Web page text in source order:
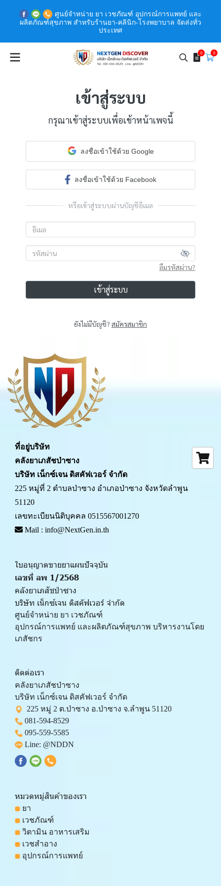
ศูนย์จำหน่าย ยา เวชภัณฑ์ อุปกรณ์การแพทย์ และ
ผลิตภัณฑ์สุขภาพ สำหรับร้านยา-คลินิก-โรงพยาบาล จัดส่งทั่ว
ประเทศ
0 0
เข้าสู่ระบบ
กรุณาเข้าสู่ระบบเพื่อเข้าหน้าเพจนี้
ลงชื่อเข้าใช้ด้วย Google
ลงชื่อเข้าใช้ด้วย Facebook
หรือเข้าสู่ระบบผ่านบัญชีอีเมล
ลืมรหัสผ่าน?
เข้าสู่ระบบ
ยังไม่มีบัญชี? สมัครสมาชิก
ที่อยู่บริษัท
คลังยาเภสัชป่าซาง
บริษัท เน็กซ์เจน ดิสคัฟเวอร์ จำกัด
225 หมู่ที่ 2 ตำบลป่าซาง อำเภอป่าซาง จังหวัดลำพูน
51120
เลขทะเบียนนิติบุคคล 0515567001270
Mail : info@NextGen.in.th
ใบอนุญาตขายยาแผนปัจจุบัน
เลขที่ ลพ 1/2568
คลังยาเภสัชป่าซาง
บริษัท เน็กซ์เจน ดิสคัฟเวอร์ จำกัด
ศูนย์จำหน่าย ยา เวชภัณฑ์
﻿อุปกรณ์การแพทย์ และผลิตภัณฑ์สุขภาพ บริหารงานโดย
เภสัชกร
ติดต่อเรา
คลังยาเภสัชป่าซาง
บริษัท เน็กซ์เจน ดิสคัฟเวอร์ จำกัด
225 หมู่ 2 ต.ป่าซาง อ.ป่าซาง จ.ลำพูน 51120
081-594-8529
095-559-5585
Line: @NDDN
หมวดหมู่สินค้าของเรา
ยา
เวชภัณฑ์
วิตามิน อาหารเสริม
เวชสำอาง
อุปกรณ์การแพทย์